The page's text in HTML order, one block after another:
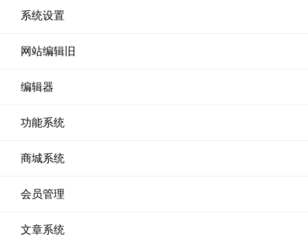
系统设置
网站编辑旧
编辑器
功能系统
商城系统
会员管理
文章系统